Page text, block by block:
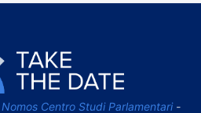
Nomos Centro Studi Parlamentari-